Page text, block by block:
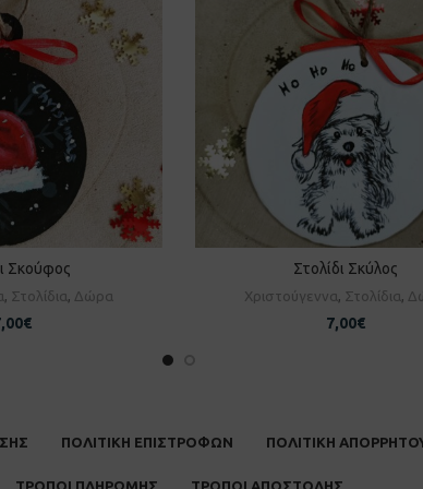
ΣΤΟ ΚΑΛΆΘΙ
Σκούφος
, Στολίδια, Δώρα
€
ΠΡΟΣΘΉΚΗ ΣΤΟ
Στολίδι Σκύλος
Χριστούγεννα, Στολίδια,
7,00€
ΠΟΛΙΤΙΚΗ ΕΠΙΣΤΡΟΦΩΝ ΠΟΛΙΤΙΚΗ
ΤΡΟΠΟΙ ΠΛΗΡΩΜΗΣ ΤΡΟΠΟΙ ΑΠΟΣΤΟΛΗΣ